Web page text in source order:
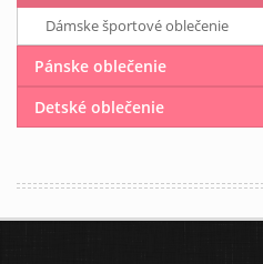
Dámske športové oblečenie
Pánske oblečenie
Detské oblečenie